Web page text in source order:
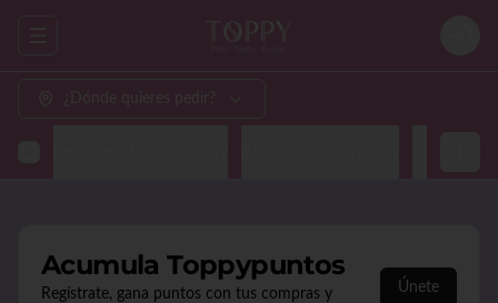
AcumulaToppypuntos
Regístrate, gana puntos con tus compras y
Únete